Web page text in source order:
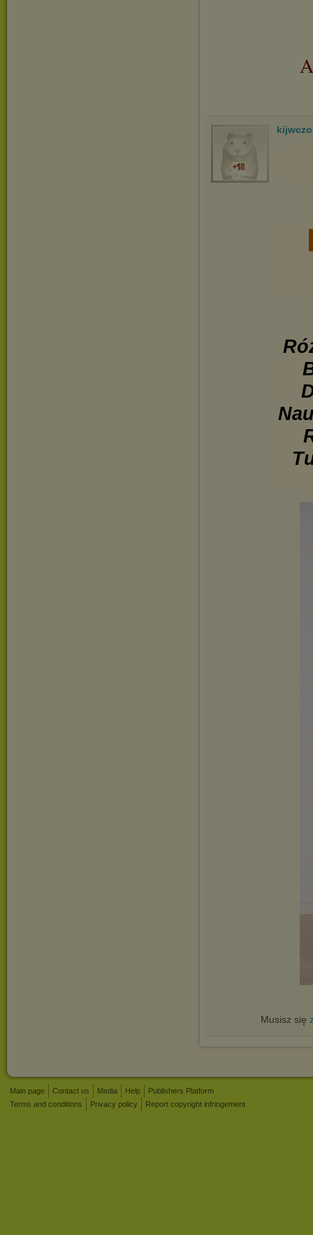
Musisz się
Main page Contact us Media Help
Publishers Platform
Terms and conditions
Privacy policy Report copyright infringement